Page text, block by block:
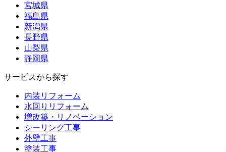
宮城県
福島県
新潟県
長野県
山梨県
静岡県
サービスから探す
内装リフォーム
水回りリフォーム
増改築・リノベーション
シーリング工事
外壁工事
塗装工事